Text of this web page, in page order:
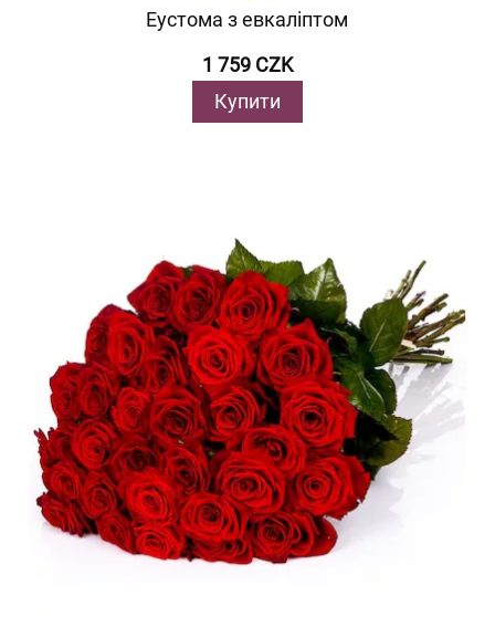
Еустома з евкаліптом
1 759 CZK
Купити